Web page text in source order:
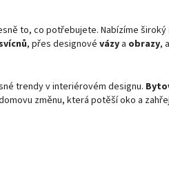
to, co potřebujete. Nabízíme
, přes designové vázy a obrazy,
trendy v interiérovém designu.
změnu, která potěší oko a